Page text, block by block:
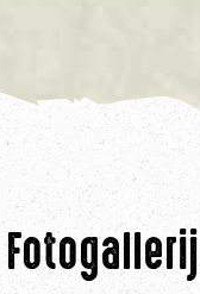
Fotogallerij